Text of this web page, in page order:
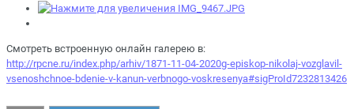
Смотреть встроенную онлайн галерею в:
http://rpcne.ru/index.php/arhiv/1871-11-04-2020g-episkop-nikolaj-vozglavil-
vsenoshchnoe-bdenie-v-kanun-verbnogo-voskresenya#sigProId7232813426